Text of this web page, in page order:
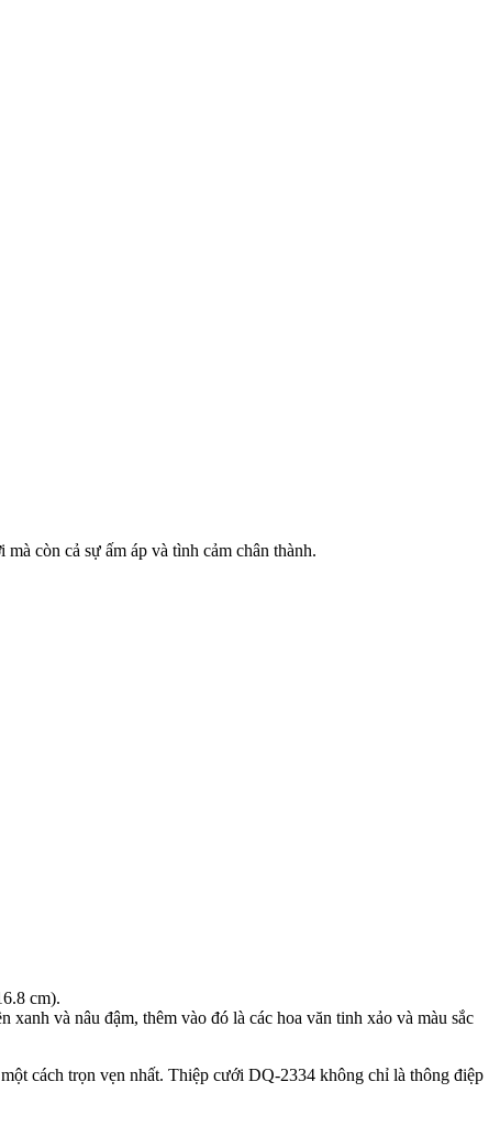
còn cả sự ấm áp và tình cảm chân thành.
cm).
và nâu đậm, thêm vào đó là các hoa văn tinh xảo và màu sắc
cách trọn vẹn nhất. Thiệp cưới DQ-2334 không chỉ là thông điệp